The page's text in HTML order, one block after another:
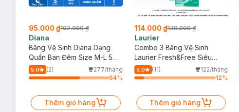
Tã Quần Huggies Dry Pants Super Jumbo M74 Miếng (6-11Kg)
95.000 ₫102.000 ₫
Diana
Băng Vệ Sinh Diana Dạng
Quần Ban Đêm Size M-L 5
Chiếc/Gói
5.0 (2)
277/tháng
64%
Thêm giỏ hàng
114.000 ₫138.000 ₫
Laurier
Combo 3 Băng Vệ Sinh
Laurier Fresh&Free Siêu
Mỏng Cánh 20M
5.0 (11)
122/tháng
12%
Thêm giỏ hàng